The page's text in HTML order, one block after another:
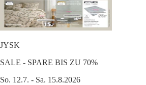
JYSK
SALE - SPARE BIS ZU 70%
So. 12.7. - Sa. 15.8.2026